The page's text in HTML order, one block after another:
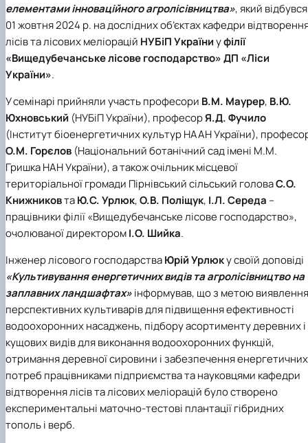
елементами інноваційного агролісівництва», який відбувся
01 жовтня 2024 р. на дослідних об’єктах кафедри
лісів та лісових меліорацій НУБіП Україниуфілії
«Вищедубечанське лісове господарство»ДП «Ліси
України».
У семінарі прийняли участь професори В.М. Маурер, В.Ю.
Юхновський (НУБіП України), професорЯ.Д. Фучило
(Інститут біоенергетичних культур НААН України),
О.М. Горєлов (Національний ботанічний сад імені М.М.
Гришка НАН України), а також очільник місцевої
територіальної громади Пірнівський сільський головаС.О.
КнижниковтаЮ.С. Урлюк,О.В. Поліщук, І.Л. Середа –
працівники філії «Вищедубечанське лісове господарство»,
очолюваної директоромІ.О. Шийка.
Інженер лісового господарстваЮрій Урлюку своїй доповіді
«Культивування енергетичних видів та агролісівництво на
заплавних ландшафтах»інформував, що з метою виявлення
перспективних культиварів для підвищення ефективності
водоохоронних насаджень, підбору асортименту деревних і
кущових видів для виконання водоохоронних функцій,
отримання деревної сировини і забезпечення енергетичних
потреб працівниками підприємства та науковцями кафедри
відтворення лісів та лісових меліорацій було створено
експериментальні маточно-тестові плантації гібридних
тополь і верб.